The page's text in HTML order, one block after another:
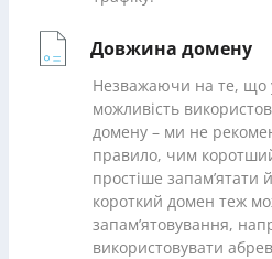
Довжина домену
Незважаючи на те, що
можливість
домену – ми не
правило, чим
простіше запам’ятати
короткий домен теж
запам’ятовування,
використовувати